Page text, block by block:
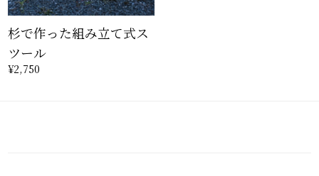
杉で作った組み立て式ス
ツール
¥2,750